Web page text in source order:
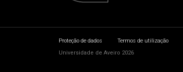
Proteção de dados Termos de utilização
Universidade de Aveiro 2026